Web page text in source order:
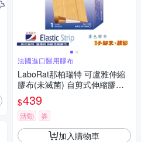
法國進口醫用膠布
LaboRat那柏瑞特 可盧雅伸縮
膠布(未滅菌) 自剪式伸縮膠布1
捲(100x6cm)(4盒組)
$439
活動 券
加入購物車